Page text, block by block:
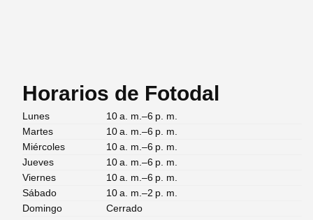
Horarios de Fotodal
Lunes
10 a. m.–6 p. m.
Martes
10 a. m.–6 p. m.
Miércoles
10 a. m.–6 p. m.
Jueves
10 a. m.–6 p. m.
Viernes
10 a. m.–6 p. m.
Sábado
10 a. m.–2 p. m.
Domingo
Cerrado